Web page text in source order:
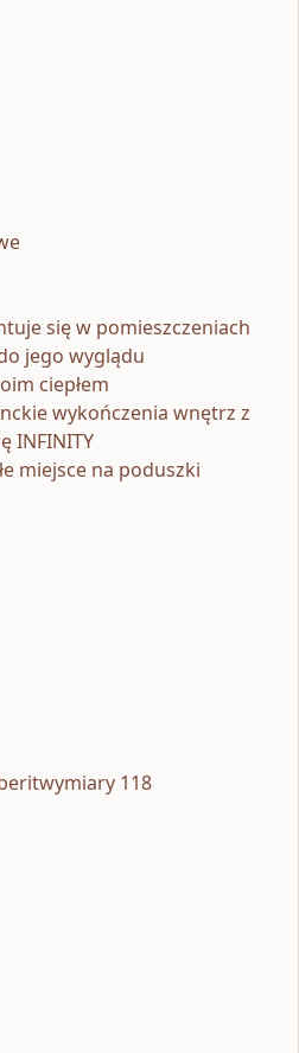
się w pomieszczeniach
jego wyglądu
ciepłem
wykończenia wnętrz z
INFINITY
miejsce na poduszki
118